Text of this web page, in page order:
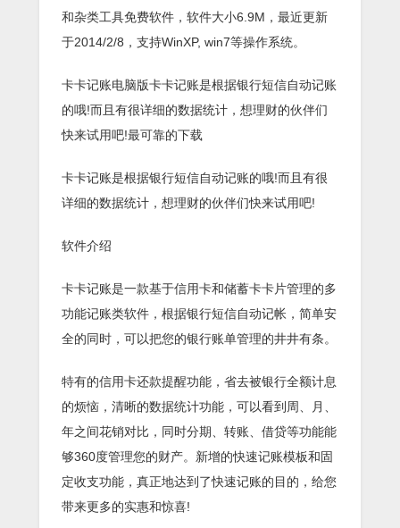
和杂类工具免费软件，软件大小6.9M，最近更新
于2014/2/8，支持WinXP, win7等操作系统。
卡卡记账电脑版卡卡记账是根据银行短信自动记账
的哦!而且有很详细的数据统计，想理财的伙伴们
快来试用吧!最可靠的下载
卡卡记账是根据银行短信自动记账的哦!而且有很
详细的数据统计，想理财的伙伴们快来试用吧!
软件介绍
卡卡记账是一款基于信用卡和储蓄卡卡片管理的多
功能记账类软件，根据银行短信自动记帐，简单安
全的同时，可以把您的银行账单管理的井井有条。
特有的信用卡还款提醒功能，省去被银行全额计息
的烦恼，清晰的数据统计功能，可以看到周、月、
年之间花销对比，同时分期、转账、借贷等功能能
够360度管理您的财产。新增的快速记账模板和固
定收支功能，真正地达到了快速记账的目的，给您
带来更多的实惠和惊喜!